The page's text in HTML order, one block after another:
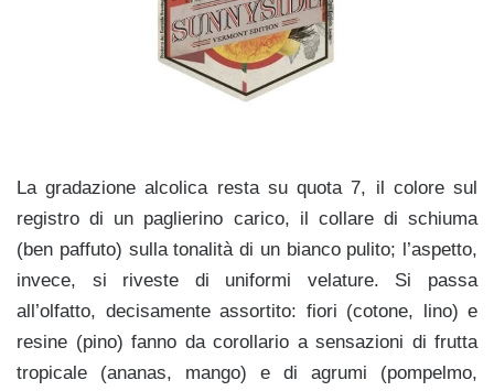
La gradazione alcolica resta su quota 7, il colore sul
registro di un paglierino carico, il collare di schiuma
(ben paffuto) sulla tonalità di un bianco pulito; l’aspetto,
invece, si riveste di uniformi velature. Si passa
all’olfatto, decisamente assortito: fiori (cotone, lino) e
resine (pino) fanno da corollario a sensazioni di frutta
tropicale (ananas, mango) e di agrumi (pompelmo,